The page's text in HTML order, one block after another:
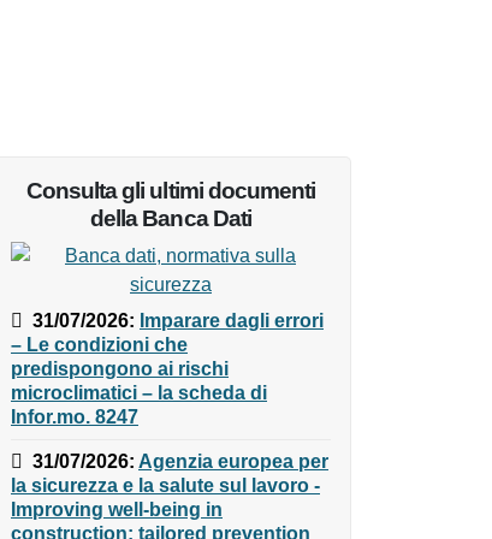
Consulta gli ultimi documenti
della Banca Dati
31/07/2026:Imparare dagli
errori – Le condizioni che
predispongono ai rischi
microclimatici – la scheda di
Infor.mo. 8247
31/07/2026:Agenzia europea
per la sicurezza e la salute sul
lavoro - Improving well-being in